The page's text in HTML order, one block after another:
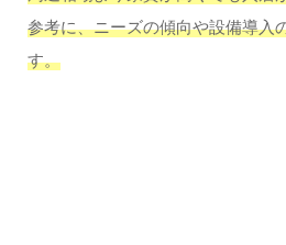
参考に、ニーズの傾向や設備導入
す。